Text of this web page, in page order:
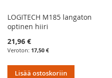
LOGITECH M185 langaton
optinen hiiri
21,96 €
17,50 €
Lisää ostoskoriin